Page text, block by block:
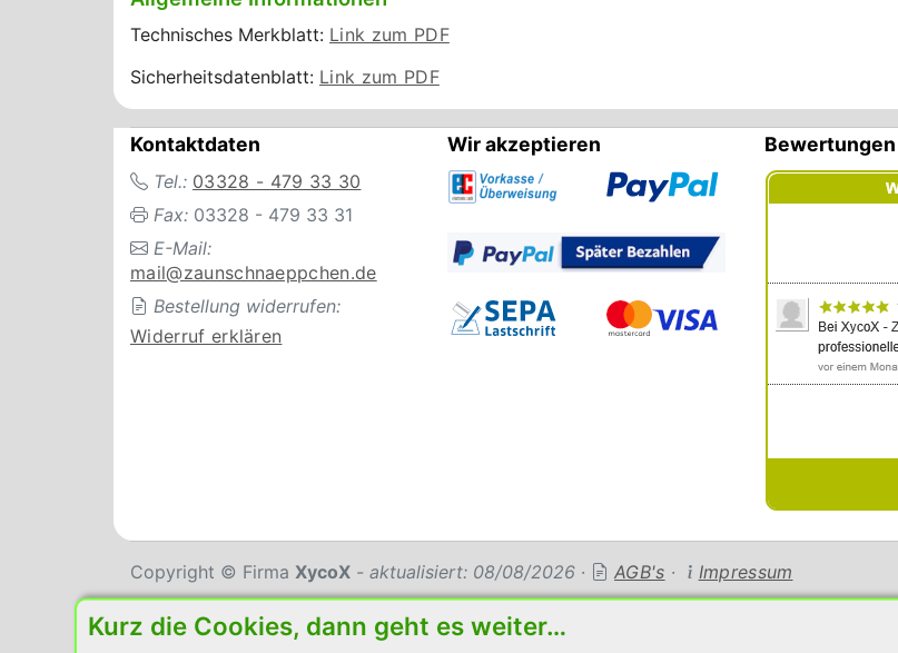
Technisches Merkblatt: Link zum PDF
Sicherheitsdatenblatt: Link zum PDF
Kontaktdaten
Tel.: 03328 - 479 33 30
Fax: 03328 - 479 33 31
E-Mail:
mail@zaunschnaeppchen.de
Bestellung widerrufen:
Widerruf erklären
Wir akzeptieren Bewertungen
Copyright © Firma XycoX - aktualisiert: 08/08/2026 · AGB's · Impressum
Kurz die Cookies, dann geht es weiter…